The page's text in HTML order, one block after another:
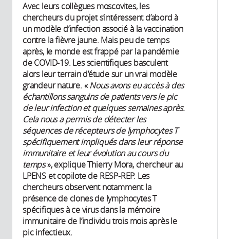
Avec leurs collègues moscovites, les
chercheurs du projet s’intéressent d’abord à
un modèle d’infection associé à la vaccination
contre la fièvre jaune. Mais peu de temps
après, le monde est frappé par la pandémie
de COVID-19. Les scientifiques basculent
alors leur terrain d’étude sur un vrai modèle
grandeur nature. «Nous avons eu accès à des
échantillons sanguins de patients vers le pic
de leur infection et quelques semaines après.
Cela nous a permis de détecter les
séquences de récepteurs de lymphocytes T
spécifiquement impliqués dans leur réponse
immunitaire et leur évolution au cours du
temps», explique Thierry Mora, chercheur au
LPENS et copilote de RESP-REP. Les
chercheurs observent notamment la
présence de clones de lymphocytes T
spécifiques à ce virus dans la mémoire
immunitaire de l’individu trois mois après le
pic infectieux.